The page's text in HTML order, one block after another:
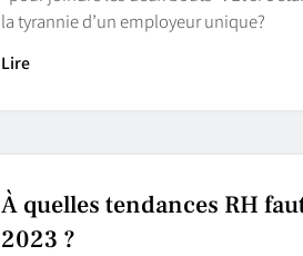
la tyrannie d’un employeur unique?
Lire
À quelles tendances RH
2023 ?